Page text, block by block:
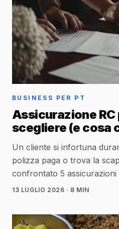
BUSINESS PER PT
Assicurazione RC
scegliere (e cosa
Un cliente si infortuna
polizza paga o trova la
confrontato 5 assicurazioni
massimali, esclusioni
13 LUGLIO 2026 · 8 MIN